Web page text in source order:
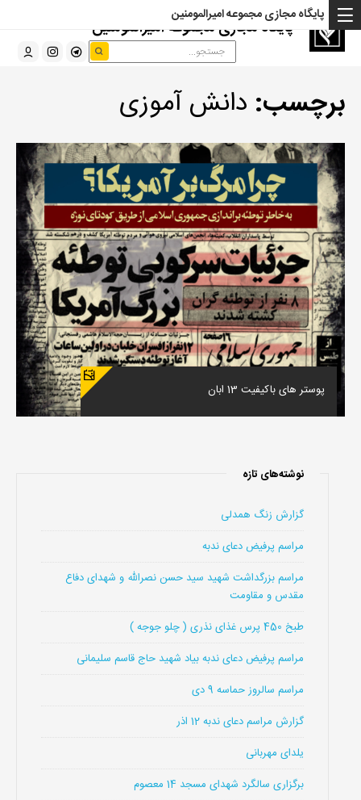
پایگاه مجازی مجموعه امیرالمومنین
پایگاه مجازی مجموعه امیرالمومنین
برچسب: دانش آموزی
پوستر های باکیفیت 13 ابان
نوشته‌های تازه
گزارش زنگ همدلی
مراسم پرفیض دعای ندبه
مراسم بزرگداشت شهید سید حسن نصرالله و شهدای دفاع
مقدس و مقاومت
طبخ 450 پرس غذای نذری ( چلو جوجه )
مراسم پرفیض دعای ندبه بیاد شهید حاج قاسم سلیمانی
مراسم سالروز حماسه 9 دی
گزارش مراسم دعای ندبه 12 اذر
یلدای مهربانی
برگزاری سالگرد شهدای مسجد 14 معصوم